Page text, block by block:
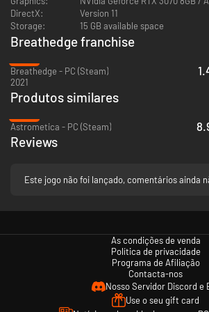
oportunidades. No entanto, eles exigem atenção,
pessoais e geralmente não se comportam como
estáticos. Se você ignorar sua equipe, sua nave e
grande capitão, a equipe pode fazer o mesmo. E
DirectX:
Version 11
Storage:
15 GB available space
Breathedge franchise
Breathedge - PC (Steam)
2021
Produtos similares
Astrometica - PC (Steam)
Reviews
Este jogo não foi lançado, comentários ainda
As condições de venda
Política de privacidade
Programa de Afiliação
Contacta-nos
Nosso Servidor Discord e
Use o seu gift card